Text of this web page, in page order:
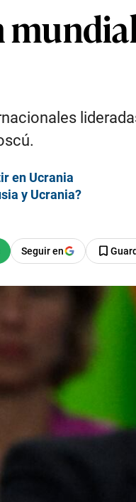
en Ucrania
y Ucrania?
Seguir en